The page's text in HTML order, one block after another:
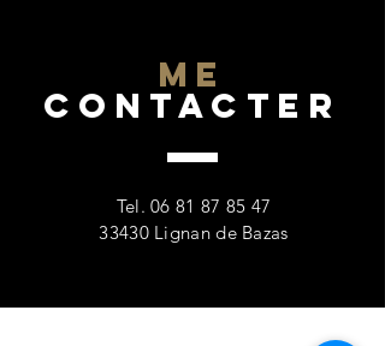
ME
CONTACTER
Tel.06 81 87 85 47
33430 Lignan de Bazas